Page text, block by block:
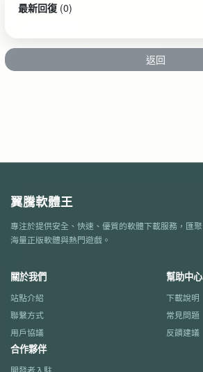
最新回復(0)
返回
翼騰軟體王
專注於提供安全、快速、優質的軟體下載服務，匯聚
海量正版軟體與熱門遊戲。
關於我們
站點介紹
聯繫方式
用戶協議
幫助中心
下載說明
常見問題
反饋建議
合作夥伴